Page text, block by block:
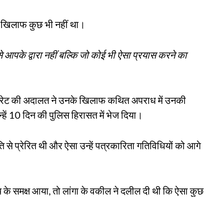
कुछ भी नहीं था।
द्वारा नहीं बल्कि जो कोई भी ऐसा प्रयास करने का
की अदालत ने उनके खिलाफ कथित अपराध में उनकी
10 दिन की पुलिस हिरासत में भेज दिया।
से प्रेरित थी और ऐसा उन्हें पत्रकारिता गतिविधियों को आगे
समक्ष आया, तो लांगा के वकील ने दलील दी थी कि ऐसा कुछ